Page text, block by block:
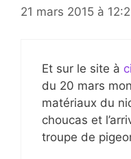
21 mars 2015 à
Et sur le site à
du 20 mars
matériaux du
choucas et
troupe de